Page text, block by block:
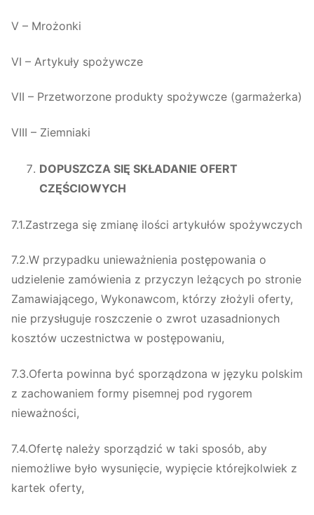
V – Mrożonki
VI – Artykuły spożywcze
VII – Przetworzone produkty spożywcze (garmażerka)
VIII – Ziemniaki
DOPUSZCZA SIĘ SKŁADANIE OFERT
CZĘŚCIOWYCH
7.1.Zastrzega się zmianę ilości artykułów spożywczych
7.2.W przypadku unieważnienia postępowania o
udzielenie zamówienia z przyczyn leżących po stronie
Zamawiającego, Wykonawcom, którzy złożyli oferty,
nie przysługuje roszczenie o zwrot uzasadnionych
kosztów uczestnictwa w postępowaniu,
7.3.Oferta powinna być sporządzona w języku polskim
z zachowaniem formy pisemnej pod rygorem
nieważności,
7.4.Ofertę należy sporządzić w taki sposób, aby
niemożliwe było wysunięcie, wypięcie którejkolwiek z
kartek oferty,